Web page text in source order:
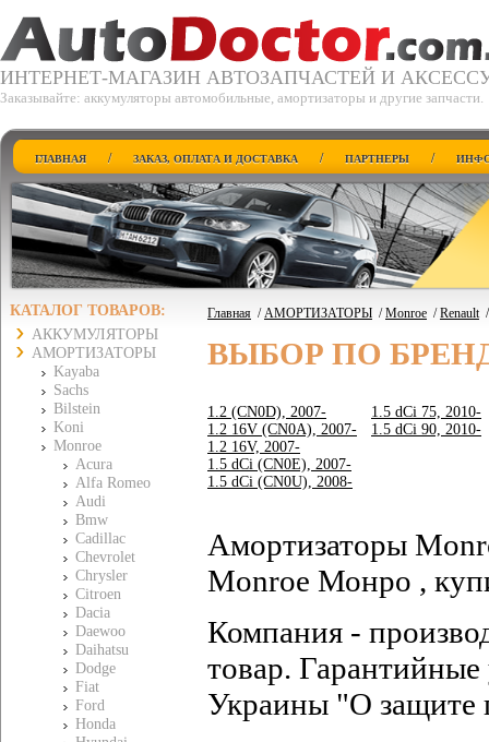
ИНТЕРНЕТ-МАГАЗИН АВТОЗАПЧАСТЕЙ И
Заказывайте: аккумуляторы автомобильные, амортизаторы и другие запчасти.
ГЛАВНАЯ / ЗАКАЗ, ОПЛАТА И ДОСТАВКА / ПАРТНЕРЫ /
КАТАЛОГ ТОВАРОВ:
АККУМУЛЯТОРЫ
АМОРТИЗАТОРЫ
Kayaba
Sachs
Bilstein
Koni
Monroe
Acura
Alfa Romeo
Audi
Bmw
Cadillac
Chevrolet
Chrysler
Citroen
Dacia
Daewoo
Daihatsu
Dodge
Fiat
Ford
Honda
Главная /АМОРТИЗАТОРЫ /Monroe /Renault
ВЫБОР ПО
1.2 (CN0D), 2007-
1.2 16V (CN0A), 2007-
1.2 16V, 2007-
1.5 dCi (CN0E), 2007-
1.5 dCi (CN0U), 2008-
1.5 dCi 75, 2010-
1.5 dCi 90, 2010-
Амортизаторы
Monroe Монро ,
Компания -
товар. Гарантийные
Украины "О защите